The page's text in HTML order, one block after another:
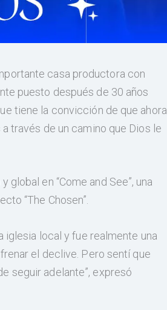
casa productora con
puesto después de 30 años
tiene la convicción de que ahora
través de un camino que Dios le
en “Come and See”, una
“The Chosen”.
iglesia local y fue realmente una
el declive. Pero sentí que
seguir adelante”, expresó